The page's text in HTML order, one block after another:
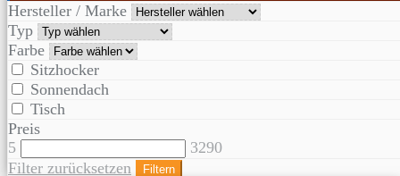
Hersteller / Marke
Typ
Farbe
Sitzhocker
Sonnendach
Tisch
Preis
5
3290
Filter zurücksetzen
Filtern